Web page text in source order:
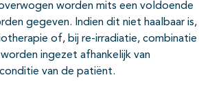
worden mits een voldoende
gegeven. Indien dit niet haalbaar is,
of, bij re-irradiatie, combinatie
ingezet afhankelijk van
van de patiënt.